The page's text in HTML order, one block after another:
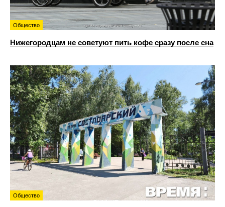
Общество
Нижегородцам не советуют пить кофе сразу после сна
Общество